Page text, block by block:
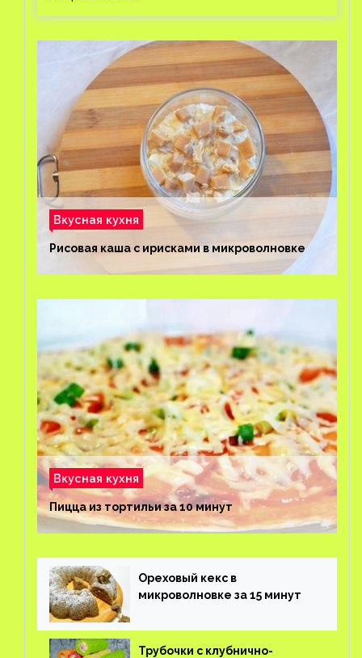
Вкусная кухня
Рисовая каша с ирисками в микроволновке
Вкусная кухня
Пицца из тортильи за 10 минут
Ореховый кекс в
микроволновке за 15 минут
Трубочки с клубнично-